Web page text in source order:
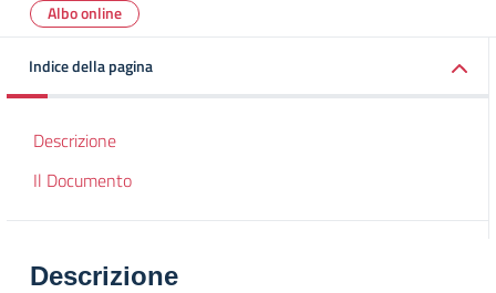
Albo online
Indice della pagina
Descrizione
Il Documento
Descrizione